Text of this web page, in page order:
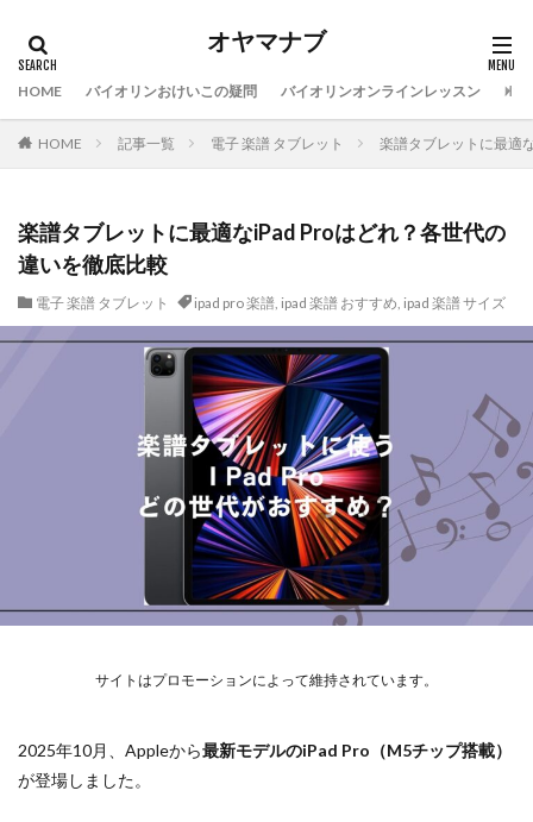
オヤマナブ
HOME バイオリンおけいこの疑問 バイオリンオンラインレッスン バ
HOME 記事一覧 電子 楽譜 タブレット 楽譜タブレットに最適
楽譜タブレットに最適なiPad Proはどれ？各世代の
違いを徹底比較
電子 楽譜 タブレット ipad pro 楽譜, ipad 楽譜 おすすめ, ipad 楽譜 サイズ
サイトはプロモーションによって維持されています。
2025年10月、Appleから最新モデルのiPad Pro（M5チップ搭載）
が登場しました。